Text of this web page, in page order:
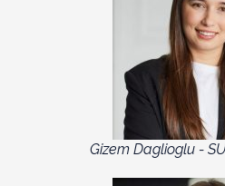
Gizem Daglioglu -